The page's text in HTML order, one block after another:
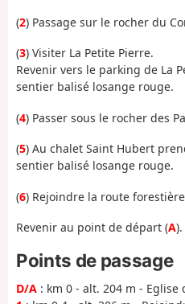
(2) Passage sur le rocher du
(3) Visiter La Petite Pierre.
Revenir vers le parking de La
sentier balisé losange rouge.
(4) Passer sous le rocher des
(5) Au chalet Saint Hubert
sentier balisé losange rouge.
(6) Rejoindre la route
Revenir au point de départ (A).
Points de passage
D/A : km 0 - alt. 204 m -